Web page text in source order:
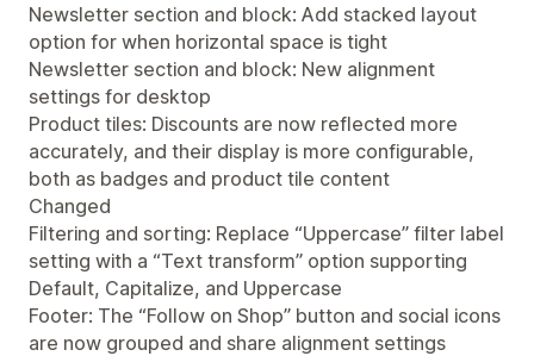
Newsletter section and block: Add stacked layout
option for when horizontal space is tight
Newsletter section and block: New alignment
settings for desktop
Product tiles: Discounts are now reflected more
accurately, and their display is more configurable,
both as badges and product tile content
Changed
Filtering and sorting: Replace “Uppercase” filter label
setting with a “Text transform” option supporting
Default, Capitalize, and Uppercase
Footer: The “Follow on Shop” button and social icons
are now grouped and share alignment settings